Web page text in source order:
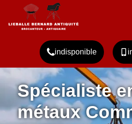
indisponible
Spécialiste
métaux